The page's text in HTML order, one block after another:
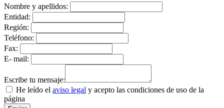
Nombre y apellidos:
Entidad:
Región:
Teléfono:
Fax:
E- mail:
Escribe tu mensaje:
He leído el aviso legal y acepto las condiciones de uso de la
página